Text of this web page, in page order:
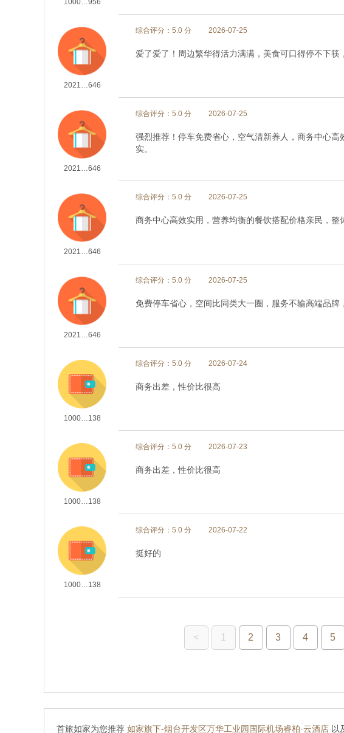
1000…956
2021…646
综合评分：5.0 分 2026-07-25
爱了爱了！周边繁华得活力满满，美食可口得停不下筷
2021…646
综合评分：5.0 分 2026-07-25
强烈推荐！停车免费省心，空气清新养人，商务中心
实。
2021…646
综合评分：5.0 分 2026-07-25
商务中心高效实用，营养均衡的餐饮搭配价格亲民，整
2021…646
综合评分：5.0 分 2026-07-25
免费停车省心，空间比同类大一圈，服务不输高端品牌
1000…138
综合评分：5.0 分 2026-07-24
商务出差，性价比很高
1000…138
综合评分：5.0 分 2026-07-23
商务出差，性价比很高
1000…138
综合评分：5.0 分 2026-07-22
挺好的
< 1 2 3 4 5
首旅如家为您推荐 如家旗下-烟台开发区万华工业园国际机场睿柏·云酒店 以